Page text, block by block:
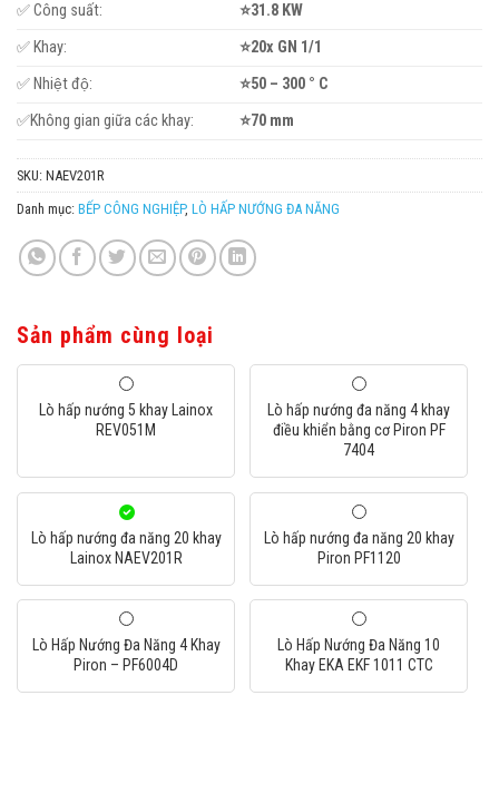
✅ Công suất:
⭐31.8 KW
✅ Khay:
⭐20x GN 1/1
✅ Nhiệt độ:
⭐50 – 300 ° C
✅Không gian giữa các khay:
⭐70 mm
SKU: NAEV201R
Danh mục: BẾP CÔNG NGHIỆP, LÒ HẤP NƯỚNG ĐA NĂNG
Sản phẩm cùng loại
Lò hấp nướng 5 khay Lainox
REV051M
Lò hấp nướng đa năng 4 khay
điều khiển bằng cơ Piron PF
7404
Lò hấp nướng đa năng 20 khay
Lainox NAEV201R
Lò hấp nướng đa năng 20 khay
Piron PF1120
Lò Hấp Nướng Đa Năng 4 Khay
Piron – PF6004D
Lò Hấp Nướng Đa Năng 10
Khay EKA EKF 1011 CTC